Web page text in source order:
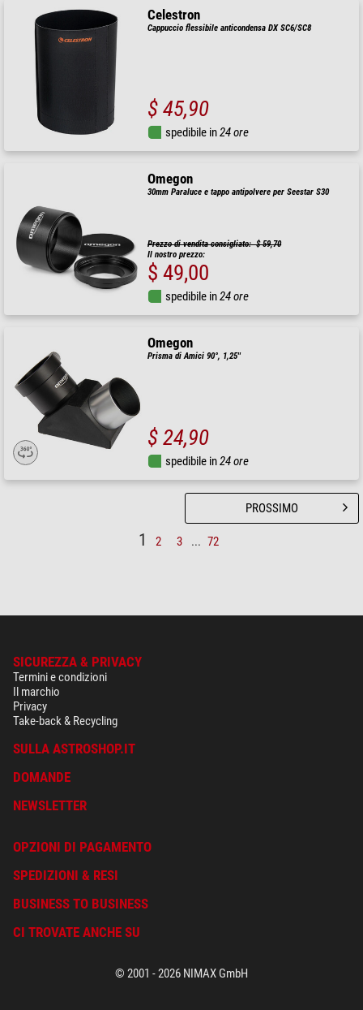
Celestron
Cappuccio flessibile anticondensa DX SC6/SC8
$ 45,90
spedibile in24 ore
Omegon
30mm Paraluce e tappo antipolvere per Seestar S30
Prezzo di vendita consigliato: $ 59,70
Il nostro prezzo:
$ 49,00
spedibile in24 ore
Omegon
Prisma di Amici 90°, 1,25''
$ 24,90
spedibile in24 ore
1 2 3 ... 72
PROSSIMO
SICUREZZA & PRIVACY
Termini e condizioni
Il marchio
Privacy
Take-back & Recycling
SULLA ASTROSHOP.IT
DOMANDE
NEWSLETTER
OPZIONI DI PAGAMENTO
SPEDIZIONI & RESI
BUSINESS TO BUSINESS
CI TROVATE ANCHE SU
© 2001 - 2026 NIMAX GmbH